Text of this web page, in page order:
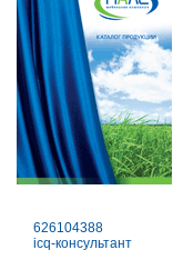
626104388
icq-консультант